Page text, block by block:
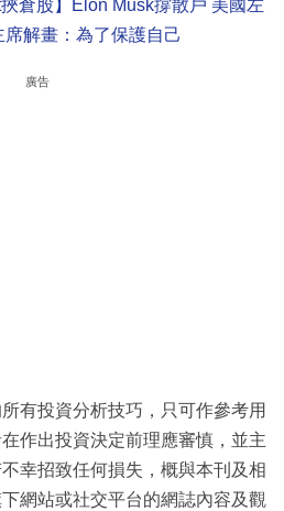
挾倉股】Elon Musk撐散戶 美國左
解畫：為了保護自己
廣告
有投資分析技巧，只可作參考用
作出投資決定前理應審慎，並主
幸招致任何損失，概與本刊及相
網站或社交平台的網誌內容及觀